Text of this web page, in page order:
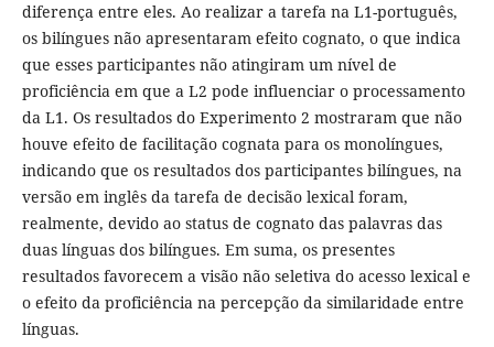
diferença entre eles. Ao realizar a tarefa na L1-português,
os bilíngues não apresentaram efeito cognato, o que indica
que esses participantes não atingiram um nível de
proficiência em que a L2 pode influenciar o processamento
da L1. Os resultados do Experimento 2 mostraram que não
houve efeito de facilitação cognata para os monolíngues,
indicando que os resultados dos participantes bilíngues, na
versão em inglês da tarefa de decisão lexical foram,
realmente, devido ao status de cognato das palavras das
duas línguas dos bilíngues. Em suma, os presentes
resultados favorecem a visão não seletiva do acesso lexical e
o efeito da proficiência na percepção da similaridade entre
línguas.